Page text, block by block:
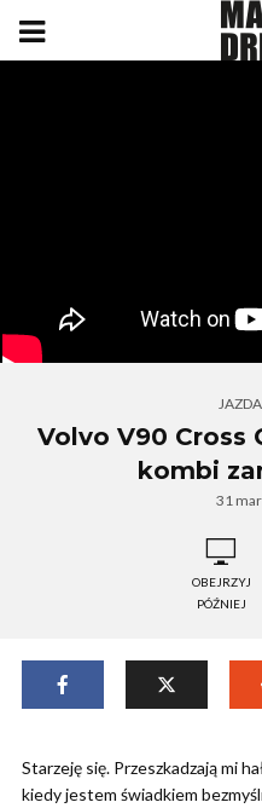
Volvo V90 Cross
kombi
31
OBEJRZYJ
PÓŹNIEJ
Starzeję się. Przeszkadzają mi
kiedy jestem świadkiem